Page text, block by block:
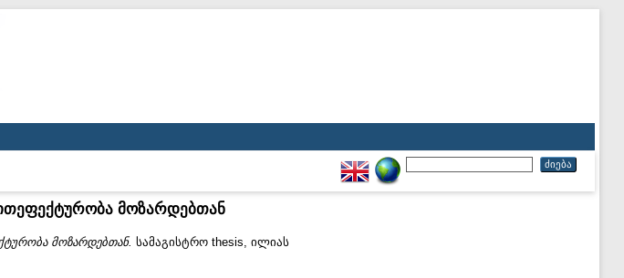
მოზარდებთან
მოზარდებთან. სამაგისტრო thesis, ილიას